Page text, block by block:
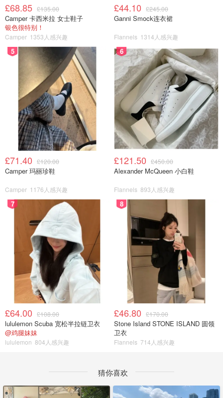
£68.85 £135.00
Camper 卡西米拉 女士鞋子
银色很特别！
Camper 1353人感兴趣
£44.10 £245.00
Ganni Smock连衣裙
Flannels 1314人感兴趣
5
£71.40 £120.00
Camper 玛丽珍鞋
Camper 1176人感兴趣
6
£121.50 £450.00
Alexander McQueen 小白鞋
Flannels 893人感兴趣
7
£64.00 £108.00
lululemon Scuba 宽松半拉链卫衣
@鸡腿妹妹
lululemon 804人感兴趣
8
£46.80 £170.00
Stone Island STONE ISLAND 圆领
卫衣
Flannels 714人感兴趣
猜你喜欢